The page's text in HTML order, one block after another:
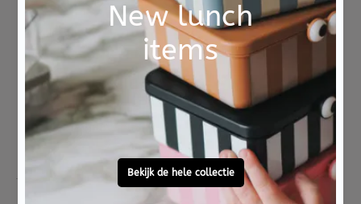
Not good?
Money Back
Ordered before 15:00,
tomorrow at home
Free personal
To ask?
Call 0572 - 700 203